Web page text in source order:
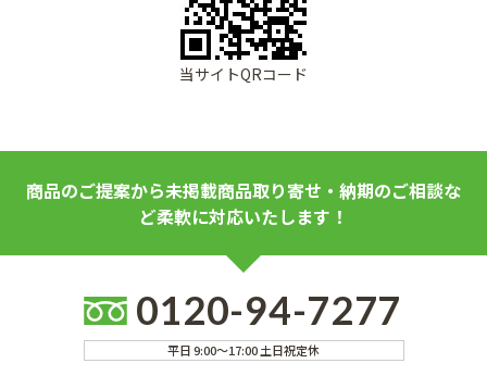
当サイトQRコード
商品のご提案から未掲載商品取り寄せ・納期のご相談な
ど柔軟に対応いたします！
0120-94-7277
平日 9:00～17:00 土日祝定休